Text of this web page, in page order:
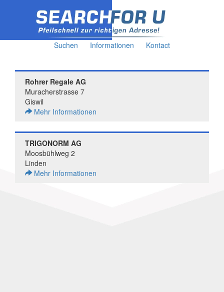
Suchen Informationen Kontact
Rohrer Regale AG
Muracherstrasse 7
Giswil
Mehr Informationen
TRIGONORM AG
Moosbühlweg 2
Linden
Mehr Informationen